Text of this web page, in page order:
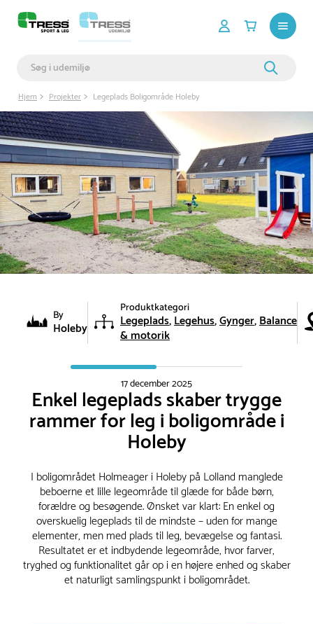
Hjem Projekter Legeplads Boligområde Holeby
By
Holeby
Produktkategori
Legeplads Legehus Gynger Balance
& motorik
17 december 2025
Enkel legeplads skaber trygge
rammer for leg i boligområde i
Holeby
I boligområdet Holmeager i Holeby på Lolland manglede
beboerne et lille legeområde til glæde for både børn,
forældre og besøgende. Ønsket var klart: En enkel og
overskuelig legeplads til de mindste – uden for mange
elementer, men med plads til leg, bevægelse og fantasi.
Resultatet er et indbydende legeområde, hvor farver,
tryghed og funktionalitet går op i en højere enhed og skaber
et naturligt samlingspunkt i boligområdet.